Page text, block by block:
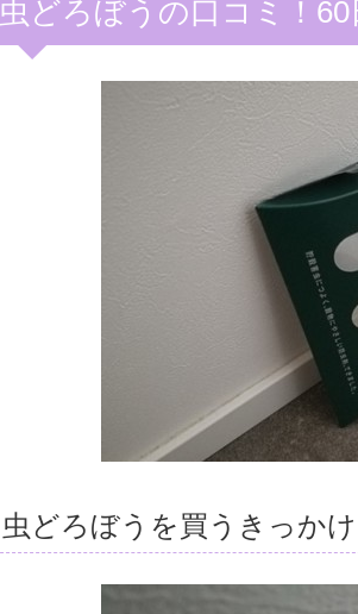
虫どろぼうの口コミ！
虫どろぼうを買うきっかけ